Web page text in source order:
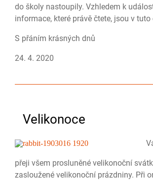
do školy nastoupily. Vzhledem k
informace, které právě čtete, jsou v
S přáním krásných dnů
24. 4. 2020 Mgr.
Velikonoce
přeji všem prosluněné velikonoční
zasloužené velikonoční prázdniny. Při